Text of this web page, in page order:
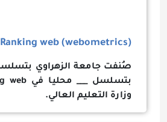
Ranking web (webometrics)
صُنفت
وزارة التعليم العالي.